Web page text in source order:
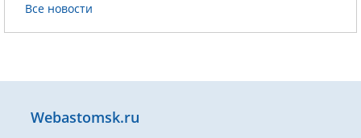
Все новости
Webastomsk.ru